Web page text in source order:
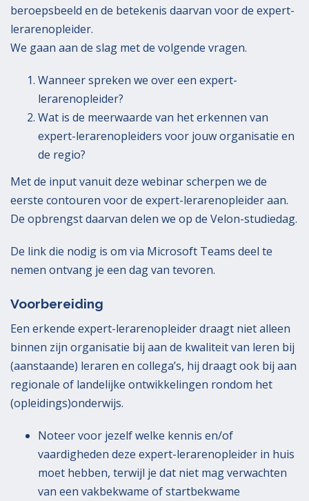
beroepsbeeld en de betekenis daarvan voor de expert-
lerarenopleider.
We gaan aan de slag met de volgende vragen.
Wanneer spreken we over een expert-
lerarenopleider?
Wat is de meerwaarde van het erkennen van
expert-lerarenopleiders voor jouw organisatie en
de regio?
Met de input vanuit deze webinar scherpen we de
eerste contouren voor de expert-lerarenopleider aan.
De opbrengst daarvan delen we op de Velon-studiedag.
De link die nodig is om via Microsoft Teams deel te
nemen ontvang je een dag van tevoren.
Voorbereiding
Een erkende expert-lerarenopleider draagt niet alleen
binnen zijn organisatie bij aan de kwaliteit van leren bij
(aanstaande) leraren en collega’s, hij draagt ook bij aan
regionale of landelijke ontwikkelingen rondom het
(opleidings)onderwijs.
Noteer voor jezelf welke kennis en/of
vaardigheden deze expert-lerarenopleider in huis
moet hebben, terwijl je dat niet mag verwachten
van een vakbekwame of startbekwame